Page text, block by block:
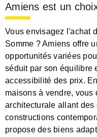
Amiens est un
Vous envisagez l'achat
Somme ? Amiens offre
opportunités variées
séduit par son équilibre
accessibilité des prix.
maisons à vendre,
architecturale allant des
constructions
propose des biens